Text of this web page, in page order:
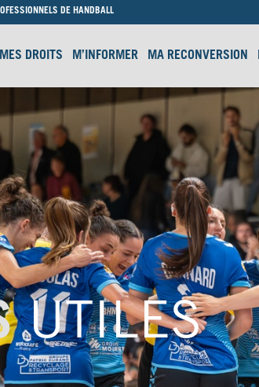
DE HANDBALL
MES DROITS M’INFORMER MA RECONVERSION
UTILES